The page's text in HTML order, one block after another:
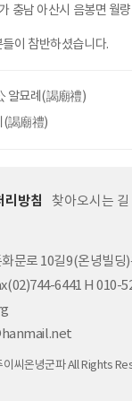
충남 아산시 음봉면 월
이 참반하셨습니다.
알묘례(謁廟禮)
(謁廟禮)
리방침 찾아오시는 길
문로 10길9(온녕빌딩
6441 H 010-
이씨온녕군파 All Rights